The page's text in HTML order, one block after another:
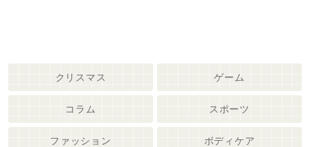
クリスマス ゲーム
コラム スポーツ
ファッション ボディケア